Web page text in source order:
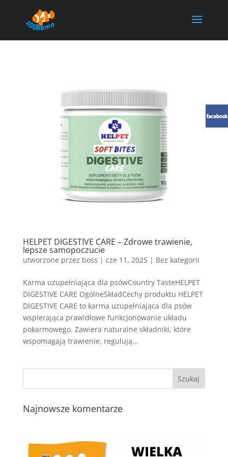
HELPET DIGESTIVE CARE – Zdrowe trawienie,
lepsze samopoczucie
utworzone przez boss | cze 11, 2025| Bez kategorii
Karma uzupełniająca dla psówCountry TasteHELPET
DIGESTIVE CARE OgólneSkładCechy produktu HELPET
DIGESTIVE CARE to karma uzupełniająca dla psów
wspierająca prawidłowe funkcjonowanie układu
pokarmowego. Zawiera naturalne składniki, które
wspomagają trawienie, regulują...
Najnowsze komentarze